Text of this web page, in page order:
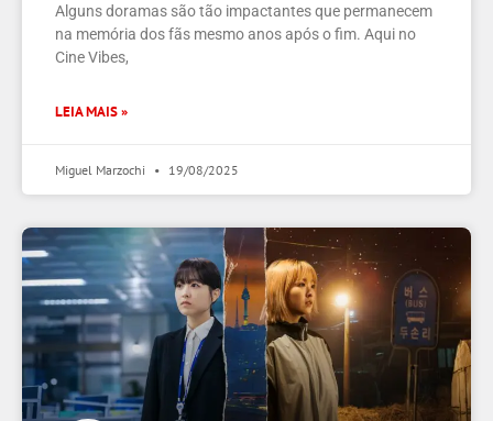
Alguns doramas são tão impactantes que permanecem
na memória dos fãs mesmo anos após o fim. Aqui no
Cine Vibes,
LEIA MAIS »
Miguel Marzochi 19/08/2025